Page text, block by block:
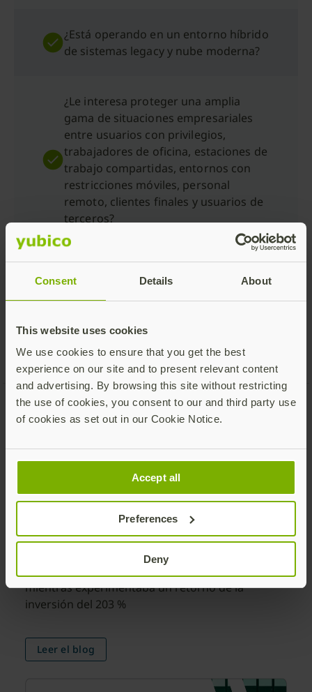
Consent Details About
This website uses cookies
We use cookies to ensure that you get the best
experience on our site and to present relevant content
and advertising. By browsing this site without restricting
the use of cookies, you consent to our and third party use
of cookies as set out in our Cookie Notice.
Accept all
Preferences
Deny
¿Está operando en un entorno híbrido
de sistemas legacy y nube moderna?
¿Le interesa proteger una amplia
gama de situaciones empresariales
entre usuarios con privilegios,
trabajadores de oficina, estaciones de
trabajo compartidas, entornos con
restricciones móviles, personal
remoto, clientes finales y usuarios de
terceros?
¿Todavía no está seguro? Utilice
nuestro práctico
gráfico de
comparacióno complete nuestro
disfrutar de un importante
retorno de la inversión? Ya no
tiene que elegir.
Descubra cómo una organización compuesta
redujo el robo de credenciales en un 99,9 % y los
mientras experimentaba un retorno de la
inversión del 203 %
Leer el blog